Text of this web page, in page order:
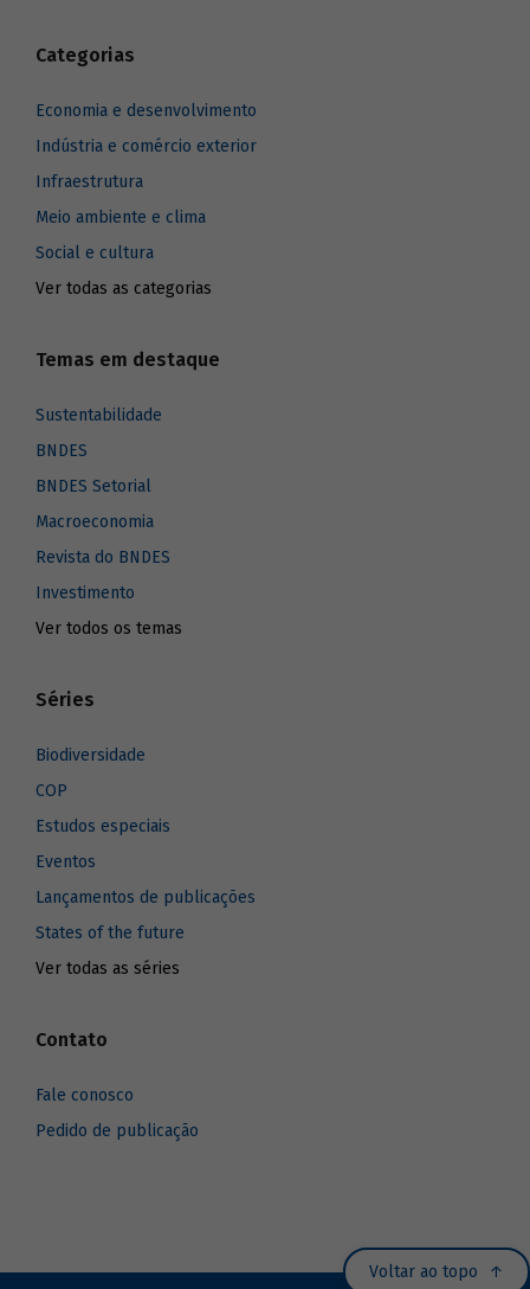
Categorias
Economia e desenvolvimento
Indústria e comércio exterior
Infraestrutura
Meio ambiente e clima
Social e cultura
Ver todas as categorias
Temas em destaque
Sustentabilidade
BNDES
BNDES Setorial
Macroeconomia
Revista do BNDES
Investimento
Ver todos os temas
Séries
Biodiversidade
COP
Estudos especiais
Eventos
Lançamentos de publicações
States of the future
Ver todas as séries
Contato
Fale conosco
Pedido de publicação
Voltar ao topo